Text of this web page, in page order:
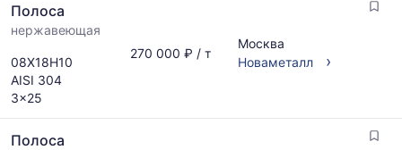
Полоса
нержавеющая
08Х18Н10
AISI 304
3x25
270 000 ₽ / т
Москва
Новаметалл
›
Полоса